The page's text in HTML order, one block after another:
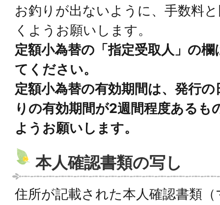
お釣りが出ないように、手数料
くようお願いします。
定額小為替の「指定受取人」の
てください。
定額小為替の有効期間は、発行
りの有効期間が2週間程度あるも
ようお願いします。
本人確認書類の写し
住所が記載された本人確認書類